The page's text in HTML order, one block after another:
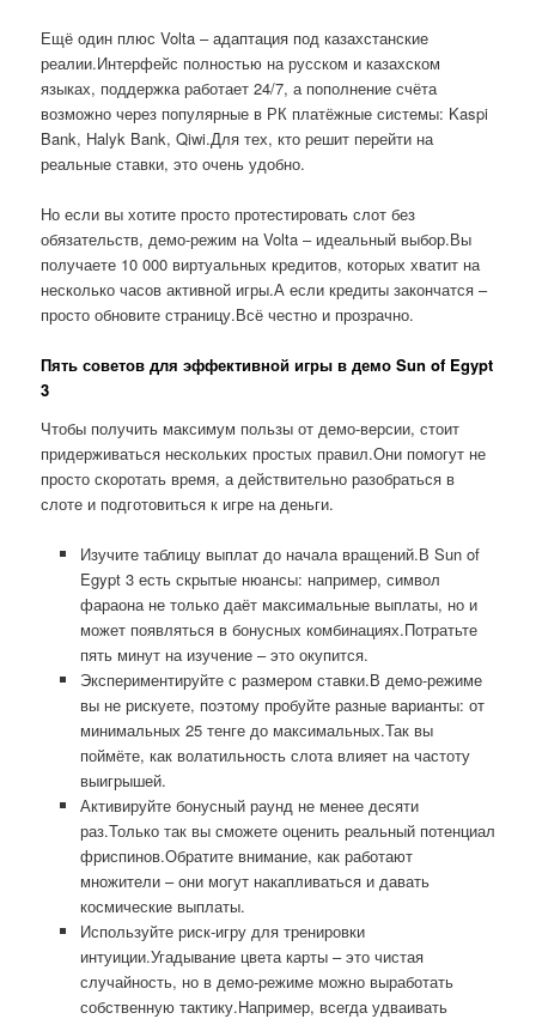
Ещё один плюс Volta – адаптация под казахстанские
реалии.Интерфейс полностью на русском и казахском
языках, поддержка работает 24/7, а пополнение счёта
возможно через популярные в РК платёжные системы: Kaspi
Bank, Halyk Bank, Qiwi.Для тех, кто решит перейти на
реальные ставки, это очень удобно.
Но если вы хотите просто протестировать слот без
обязательств, демо-режим на Volta – идеальный выбор.Вы
получаете 10 000 виртуальных кредитов, которых хватит на
несколько часов активной игры.А если кредиты закончатся –
просто обновите страницу.Всё честно и прозрачно.
Пять советов для эффективной игры в демо Sun of Egypt
3
Чтобы получить максимум пользы от демо-версии, стоит
придерживаться нескольких простых правил.Они помогут не
просто скоротать время, а действительно разобраться в
слоте и подготовиться к игре на деньги.
Изучите таблицу выплат до начала вращений.В Sun of
Egypt 3 есть скрытые нюансы: например, символ
фараона не только даёт максимальные выплаты, но и
может появляться в бонусных комбинациях.Потратьте
пять минут на изучение – это окупится.
Экспериментируйте с размером ставки.В демо-режиме
вы не рискуете, поэтому пробуйте разные варианты: от
минимальных 25 тенге до максимальных.Так вы
поймёте, как волатильность слота влияет на частоту
выигрышей.
Активируйте бонусный раунд не менее десяти
раз.Только так вы сможете оценить реальный потенциал
фриспинов.Обратите внимание, как работают
множители – они могут накапливаться и давать
космические выплаты.
Используйте риск-игру для тренировки
интуиции.Угадывание цвета карты – это чистая
случайность, но в демо-режиме можно выработать
собственную тактику.Например, всегда удваивать